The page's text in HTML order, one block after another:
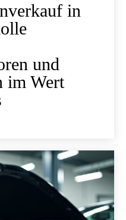
in
und
im Wert